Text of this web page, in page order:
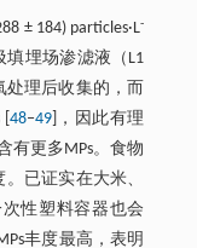
± 184) particles·L-
填埋场渗滤液（L1
处理后收集的，而
48‒49]，因此有理
有更多MPs。食物
已证实在大米、
性塑料容器也会
丰度最高，表明